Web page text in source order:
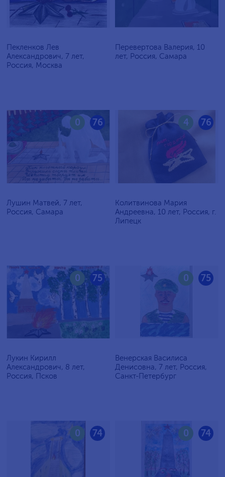
Пекленков Лев
Александрович, 7 лет,
Россия, Москва
Перевертова Валерия, 10
лет, Россия, Самара
76
0
Лушин Матвей, 7 лет,
Россия, Самара
76
4
Колитвинова Мария
Андреевна, 10 лет, Россия, г.
Липецк
75
0
Лукин Кирилл
Александрович, 8 лет,
Россия, Псков
75
0
Венерская Василиса
Денисовна, 7 лет, Россия,
Санкт-Петербург
74
0 74
0